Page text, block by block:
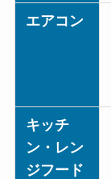
エアコン
キッチ
ン・レン
ジフード